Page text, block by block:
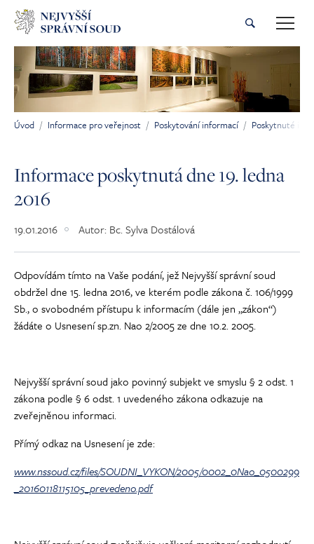
Přeskočit na hlavní obsah
Jsi tady:
Úvod Informace pro veřejnost Poskytování informací Poskytnuté
Informace poskytnutá dne 19. ledna
2016
19.01.2016 Autor: Bc. Sylva Dostálová
Odpovídám tímto na Vaše podání, jež Nejvyšší správní soud
obdržel dne 15. ledna 2016, ve kterém podle zákona č. 106/1999
Sb., o svobodném přístupu k informacím (dále jen „zákon“)
žádáte o Usnesení sp.zn. Nao 2/2005 ze dne 10.2. 2005.
Nejvyšší správní soud jako povinný subjekt ve smyslu § 2 odst. 1
zákona podle § 6 odst. 1 uvedeného zákona odkazuje na
zveřejněnou informaci.
Přímý odkaz na Usnesení je zde:
www.nssoud.cz/files/SOUDNI_VYKON/2005/0002_0Nao_0500299
_20160118115105_prevedeno.pdf